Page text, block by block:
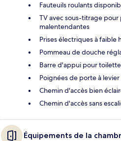
Fauteuils roulants
TV avec sous-titrage
malentendantes
Prises électriques à faible
Pommeau de douche
Barre d'appui pour
Poignées de porte à levier
Chemin d'accès bien
Chemin d'accès sans
Équipements de la